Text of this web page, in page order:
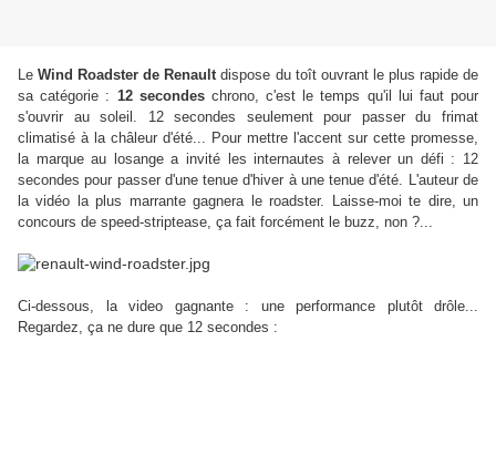
LeWind Roadster de Renaultdispose du toît ouvrant le plus rapide de
sa catégorie : 12 secondeschrono, c'est le temps qu'il lui faut pour
s'ouvrir au soleil. 12 secondes seulement pour passer du frimat
climatisé à la châleur d'été... Pour mettre l'accent sur cette promesse,
la marque au losange a invité les internautes à relever un défi : 12
secondes pour passer d'une tenue d'hiver à une tenue d'été. L'auteur de
la vidéo la plus marrante gagnera le roadster. Laisse-moi te dire, un
concours de speed-striptease, ça fait forcément le buzz, non ?...
Ci-dessous, la video gagnante : une performance plutôt drôle...
Regardez, ça ne dure que 12 secondes :